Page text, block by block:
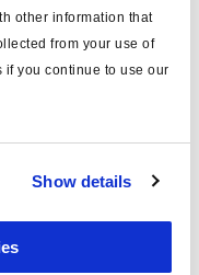
other information that
from your use of
if you continue to use our
Show details
in unserem